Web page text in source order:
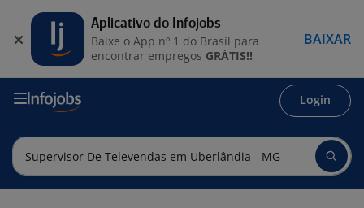
Login
Aplicativo do Infojobs
Baixe o App nº 1 do Brasil para
encontrar empregos GRÁTIS!!
BAIXAR